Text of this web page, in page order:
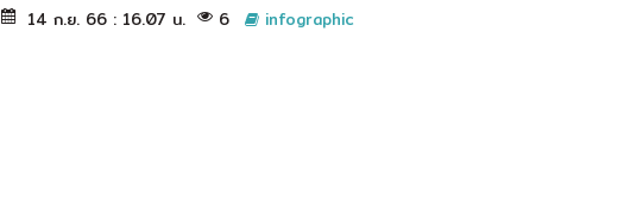
14 ก.ย. 66 : 16.07 น. 6 infographic